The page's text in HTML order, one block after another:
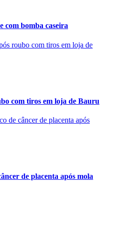
com bomba caseira
com tiros em loja de Bauru
de placenta após mola